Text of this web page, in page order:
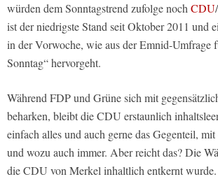
würden dem Sonntagstrend zufolge nochCDU
ist der niedrigste Stand seit Oktober 2011 und
in der Vorwoche, wie aus der Emnid-Umfrage
Sonntag“ hervorgeht.
Während FDP und Grüne sich mit
beharken, bleibt die CDU erstaunlich
einfach alles und auch gerne das Gegenteil,
und wozu auch immer. Aber reicht das? Die
die CDU von Merkel inhaltlich entkernt